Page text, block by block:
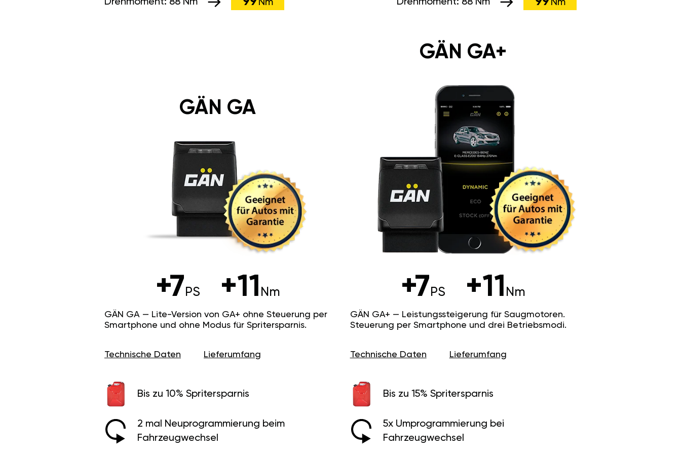
Nm
Nm
GÄN GA+
+7PS +11 Nm
GÄN GA+ — Leistungssteigerung für Saugmotoren.
Steuerung per Smartphone und drei Betriebsmodi.
Technische Daten Lieferumfang
Bis zu 15% Spritersparnis
5x Umprogrammierung bei
Fahrzeugwechsel
GÄN GA
+7PS +11 Nm
GÄN GA — Lite-Version von GA+ ohne Steuerung per
Smartphone und ohne Modus für Spritersparnis.
Technische Daten Lieferumfang
Bis zu 10% Spritersparnis
2 mal Neuprogrammierung beim
Fahrzeugwechsel